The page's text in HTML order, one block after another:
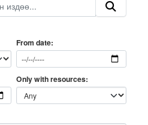
From date
Only with resources